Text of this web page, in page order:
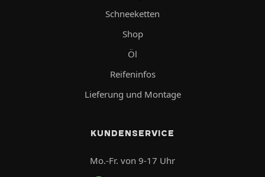
Schneeketten
Shop
Öl
Reifeninfos
Lieferung und Montage
KUNDENSERVICE
Mo.-Fr. von 9-17 Uhr